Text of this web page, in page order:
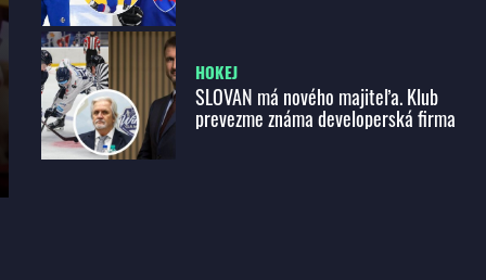
HOKEJ
SLOVAN má nového majiteľa. Klub
prevezme známa developerská firma